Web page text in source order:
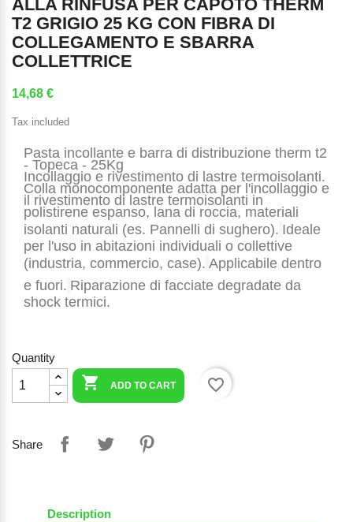
ALLA RINFUSA PER CAPOTO THERM
T2 GRIGIO 25 KG CON FIBRA DI
COLLEGAMENTO E SBARRA
COLLETTRICE
14,68 €
Tax included
Pasta incollante e barra di distribuzione therm t2
- Topeca - 25Kg
Incollaggio e rivestimento di lastre termoisolanti.
Colla monocomponente adatta per l'incollaggio e
il rivestimento di lastre termoisolanti in
polistirene espanso, lana di roccia, materiali
isolanti naturali (es. Pannelli di sughero). Ideale
per l'uso in abitazioni individuali o collettive
(industria, commercio, case). Applicabile dentro
e fuori. Riparazione di facciate degradate da
shock termici.
Quantity
 ADD TO CART favorite_border
Share
Description